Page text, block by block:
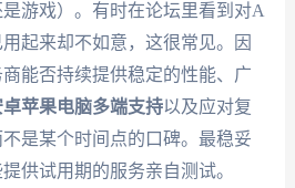
游戏）。有时在论坛里看到对A
起来却不如意，这很常见。因
能否持续提供稳定的性能、广
苹果电脑多端支持以及应对复
是某个时间点的口碑。最稳妥
供试用期的服务亲自测试。